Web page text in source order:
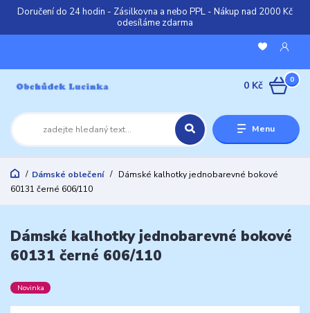
Doručení do 24 hodin - Zásilkovna a nebo PPL - Nákup nad 2000 Kč
odesíláme zdarma
Menu
0
0 Kč
Dámské oblečení
Dámské kalhotky jednobarevné bokové
60131 černé 606/110
Dámské kalhotky jednobarevné bokové
60131 černé 606/110
Novinka